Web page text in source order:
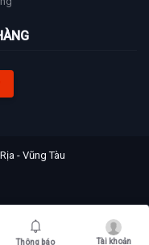
- Vũng Tàu
Thông báo Tài khoản